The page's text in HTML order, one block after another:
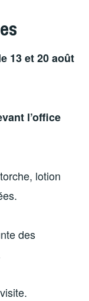
13 et 20 août
l’office
lotion
des